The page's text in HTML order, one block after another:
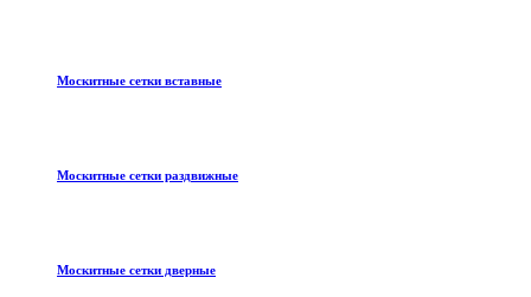
Москитные сетки вставные
Москитные сетки раздвижные
Москитные сетки дверные